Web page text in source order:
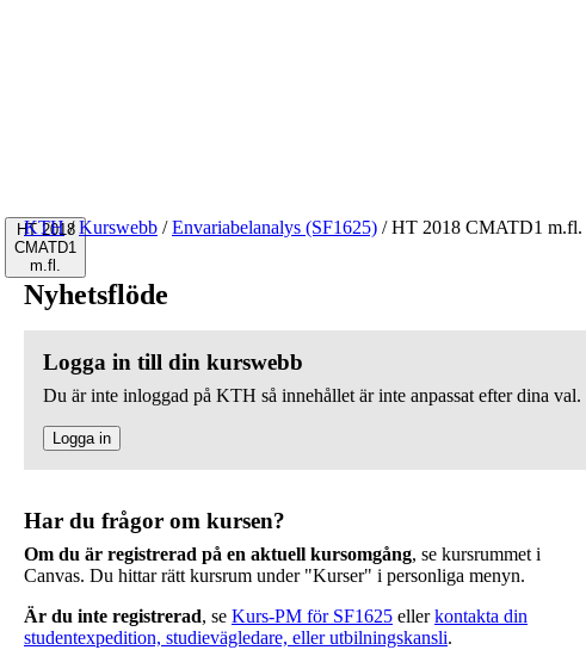
HT 2018
CMATD1
m.fl.
KTH / Kurswebb / Envariabelanalys (SF1625) /HT 2018 CMATD1 m.fl.
Nyhetsflöde
Logga in till din kurswebb
Du är inte inloggad på KTH så innehållet är inte anpassat efter dina val.
Logga in
Har du frågor om kursen?
Om du är registrerad på en aktuell kursomgång, se kursrummet i
Canvas. Du hittar rätt kursrum under "Kurser" i personliga menyn.
Är du inte registrerad, se Kurs-PM för SF1625 ellerkontakta din
studentexpedition, studievägledare, eller utbilningskansli.